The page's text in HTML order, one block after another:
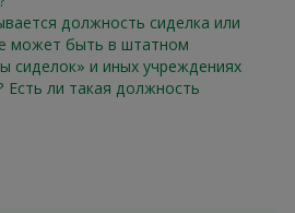
должность сиделка или
может быть в штатном
сиделок» и иных учреждениях
Есть ли такая должность